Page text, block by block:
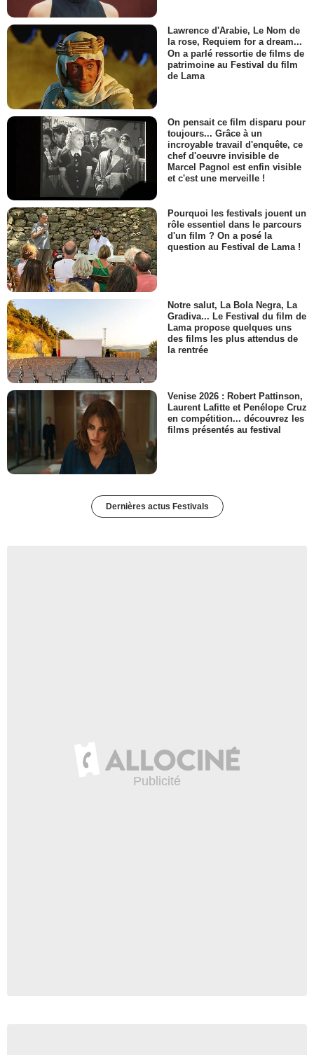
Lawrence d'Arabie, Le Nom de
la rose, Requiem for a dream...
On a parlé ressortie de films de
patrimoine au Festival du film
de Lama
On pensait ce film disparu pour
toujours... Grâce à un
incroyable travail d'enquête, ce
chef d'oeuvre invisible de
Marcel Pagnol est enfin visible
et c'est une merveille !
Pourquoi les festivals jouent un
rôle essentiel dans le parcours
d'un film ? On a posé la
question au Festival de Lama !
Notre salut, La Bola Negra, La
Gradiva... Le Festival du film de
Lama propose quelques uns
des films les plus attendus de
la rentrée
Venise 2026 : Robert Pattinson,
Laurent Lafitte et Penélope Cruz
en compétition... découvrez les
films présentés au festival
Dernières actus Festivals